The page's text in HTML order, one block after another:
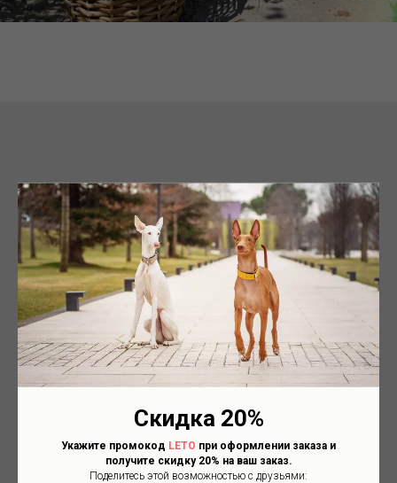
Скидка 20%
Укажите промокод LETO при оформлении заказа и
получите скидку 20% на ваш заказ.
Поделитесь этой возможностью с друзьями:
Предновогодняя скидка 23%
Акция по премиум серии КОМОДО
(завершено)
Тотальная распродажа 11.11
(завершено)
Двойной призовой конкурс от
21.06.2021 c 15:00 (завершен)